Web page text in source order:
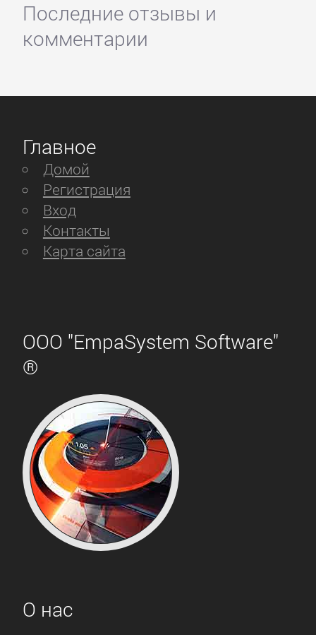
Последние отзывы и
комментарии
Главное
Домой
Регистрация
Вход
Контакты
Карта сайта
ООО "EmpaSystem Software"
®
О нас